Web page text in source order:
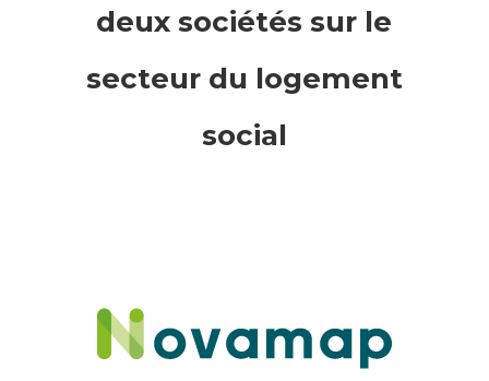
deux sociétés sur le
secteur du logement
social